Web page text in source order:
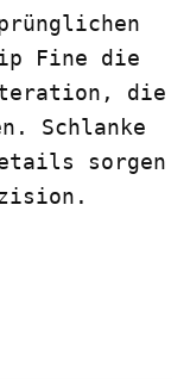
Fine die
die
Schlanke
sorgen